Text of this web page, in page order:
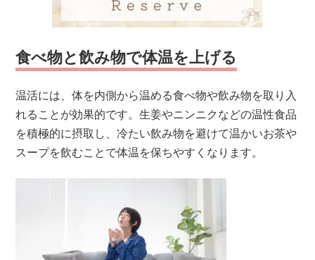
食べ物と飲み物で体温を上げる
温活には、体を内側から温める食べ物や飲み物を取り入
れることが効果的です。生姜やニンニクなどの温性食品
を積極的に摂取し、冷たい飲み物を避けて温かいお茶や
スープを飲むことで体温を保ちやすくなります。